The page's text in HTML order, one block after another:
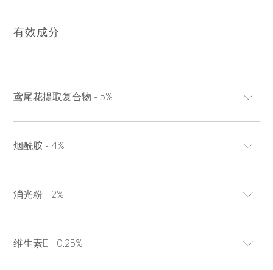
有效成分
鸢尾花提取复合物 - 5%
烟酰胺 - 4%
消光粉 - 2%
维生素E - 0.25%